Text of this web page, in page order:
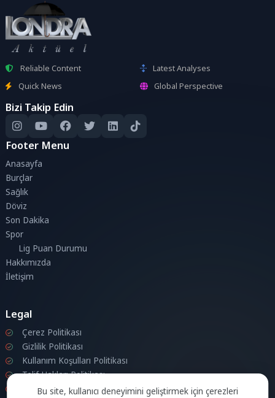
Reliable Content
Latest Analyses
Quick News
Global Perspective
Bizi Takip Edin
Footer Menu
Anasayfa
Burçlar
Sağlık
Döviz
Son Dakika
Spor
Lig Puan Durumu
Hakkımızda
İletişim
Legal
Çerez Politikası
Gizlilik Politikası
Kullanım Koşulları Politikası
Telif Hakları Politikası
İletişim
Bu site, kullanıcı deneyimini geliştirmek için çerezleri